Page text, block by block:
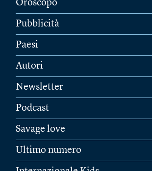
Oroscopo
Pubblicità
Paesi
Autori
Newsletter
Podcast
Savage love
Ultimo numero